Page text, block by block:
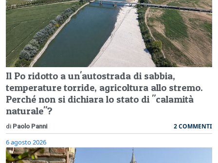
Il Po ridotto a un'autostrada di sabbia,
temperature torride, agricoltura allo stremo.
Perché non si dichiara lo stato di "calamità
naturale"?
di Paolo Panni 2 COMMENTI
6 agosto 2026